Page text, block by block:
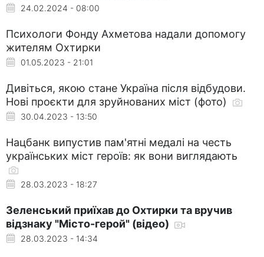
24.02.2024 - 08:00
Психологи Фонду Ахметова надали допомогу
жителям Охтирки
01.05.2023 - 21:01
Дивіться, якою стане Україна після відбудови.
Нові проєкти для зруйнованих міст (фото)
30.04.2023 - 13:50
Нацбанк випустив пам'ятні медалі на честь
українських міст героїв: як вони виглядають
28.03.2023 - 18:27
Зеленський приїхав до Охтирки та вручив
відзнаку "Місто-герой" (відео)
28.03.2023 - 14:34